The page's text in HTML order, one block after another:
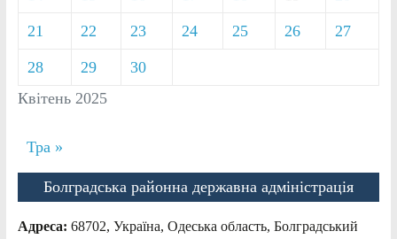
Квітень 2025
21 22 23 24 25 26 27
28 29 30
Тра »
Болградська районна державна адміністрація
Адреса: 68702, Україна, Одеська область, Болградський